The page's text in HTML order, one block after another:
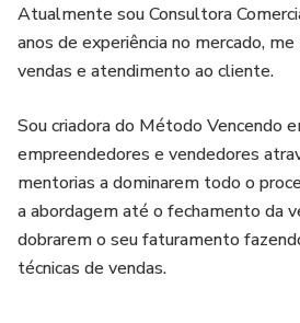
importante para que a consultoria
resultados.
4° encontro: COLHENDO OS
No último encontro vamos realizar
resultados obtidos, fortalecer a
realizadas e comemorar todo
Atualmente sou Consultora
anos de experiência no mercado,
vendas e atendimento ao cliente.
Sou criadora do Método Vencendo
empreendedores e vendedores
mentorias a dominarem todo o
a abordagem até o fechamento da
dobrarem o seu faturamento
técnicas de vendas.